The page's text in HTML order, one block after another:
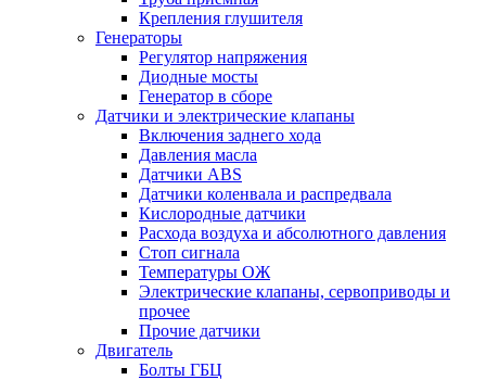
Крепления глушителя
Генераторы
Регулятор напряжения
Диодные мосты
Генератор в сборе
Датчики и электрические клапаны
Включения заднего хода
Давления масла
Датчики ABS
Датчики коленвала и распредвала
Кислородные датчики
Расхода воздуха и абсолютного давления
Стоп сигнала
Температуры ОЖ
Электрические клапаны, сервоприводы и
прочее
Прочие датчики
Двигатель
Болты ГБЦ